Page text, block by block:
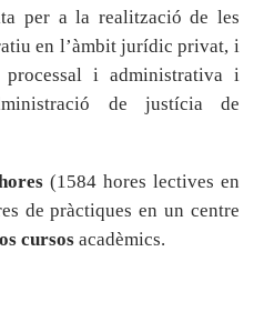
per a la realització de les
en l’àmbit jurídic privat, i
i administrativa i
de justícia de
(1584 hores lectives en
de pràctiques en un centre
cursos acadèmics.